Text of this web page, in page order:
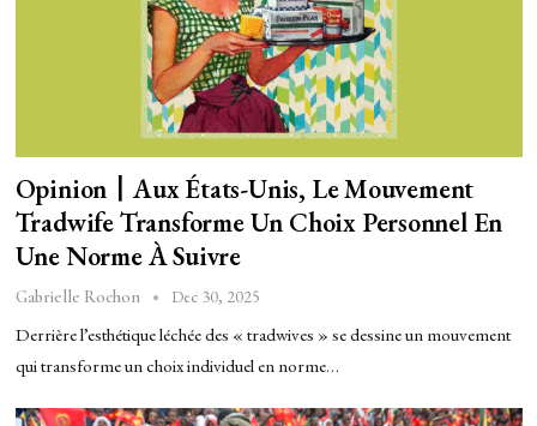
Opinion〡Aux États-Unis, Le Mouvement
Tradwife Transforme Un Choix Personnel En
Une Norme À Suivre
Gabrielle Rochon Dec 30, 2025
Derrière l’esthétique léchée des « tradwives » se dessine un mouvement
qui transforme un choix individuel en norme…